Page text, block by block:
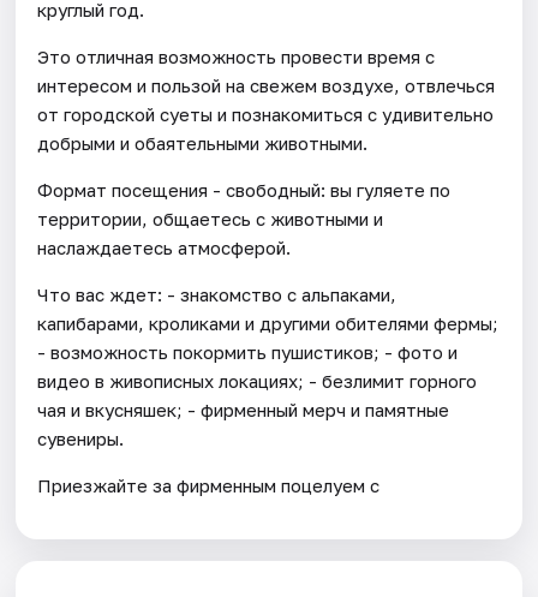
круглый год.
Это отличная возможность провести время с
интересом и пользой на свежем воздухе, отвлечься
от городской суеты и познакомиться с удивительно
добрыми и обаятельными животными.
Формат посещения - свободный: вы гуляете по
территории, общаетесь с животными и
наслаждаетесь атмосферой.
Что вас ждет: - знакомство с альпаками,
капибарами, кроликами и другими обителями фермы;
- возможность покормить пушистиков; - фото и
видео в живописных локациях; - безлимит горного
чая и вкусняшек; - фирменный мерч и памятные
сувениры.
Приезжайте за фирменным поцелуем с